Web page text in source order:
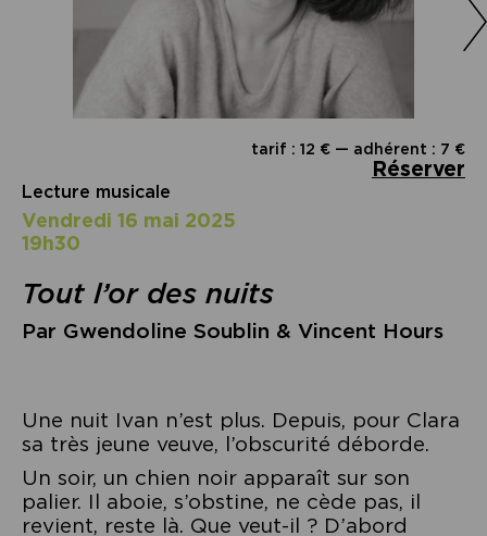
tarif : 12 € — adhérent : 7 €
Réserver
Lecture musicale
vendredi 16 mai 2025
19h30
Tout l’or des nuits
Par Gwendoline Soublin & Vincent Hours
Une nuit Ivan n’est plus. Depuis, pour Clara
sa très jeune veuve, l’obscurité déborde.
Un soir, un chien noir apparaît sur son
palier. Il aboie, s’obstine, ne cède pas, il
revient, reste là. Que veut-il ? D’abord